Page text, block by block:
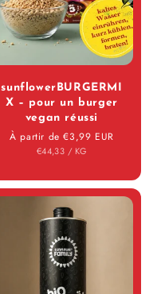
sunflowerBURGERMI
X – pour un burger
vegan réussi
Prix régulier
À partir de €3,99 EUR
PRIX UNITAIRE
€44,33 / PAR
KG